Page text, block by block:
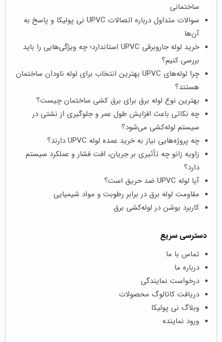
ساختمانی
سوالات متداول درباره اتصالات UPVC نی پولیکا و پاسخ به
آن‌ها
خرید لوله جاروبرقی UPVC استاندارد؛ چه ویژگی‌هایی را باید
بررسی کنیم؟
چرا لوله‌های UPVC بهترین انتخاب برای لوله ناودان ساختمان
هستند؟
بهترین نوع لوله برق برای برق‌ کشی ساختمان چیست؟
چه نکاتی باعث افزایش طول عمر و جلوگیری از نشتی در
سیستم لوله‌کشی می‌شود؟
چه پروژه‌هایی نیاز به خرید عمده لوله UPVC دارند؟
زاویه زانو چه تأثیری بر جریان، افت فشار و عملکرد سیستم
دارد؟
آیا لوله UPVC ضد حریق است؟
مقاومت لوله برق در برابر رطوبت و مواد شیمیایی
کاربرد بوشن در لوله‌کشی برق
دسترسی سریع
تماس با ما
درباره ما
درخواست نمایندگی
دریافت کاتالوگ محصولات
وبلاگ نی پولیکا
ورود نماینده